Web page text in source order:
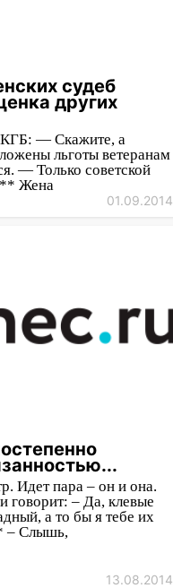
судеб
других
КГБ: — Скажите, а
льготы ветеранам
— Только советской
Жена
01.09.2014
Идет пара – он и она.
говорит: – Да, клевые
а то бы я тебе их
– Слышь,
13.08.2014